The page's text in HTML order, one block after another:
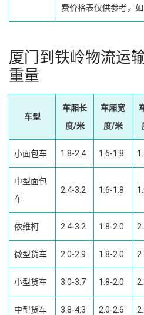
费价格表仅供参考，
厦门到铁岭物流运
重量
车型
车厢长
度/米
车厢宽
度/米
小面包车 1.8-2.4 1.6-1.8
中型面包
车
2.4-3.2 1.6-1.8
依维柯 2.4-3.2 1.8-2.0
微型货车 2.0-2.9 1.8-2.0
小型货车 3.0-3.7 1.8-2.0
中型货车 3.8-4.3 2.0-2.6